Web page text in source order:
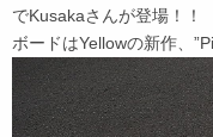
でKusakaさんが登場！！
ボードはYellowの新作、